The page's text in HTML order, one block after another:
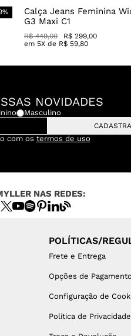
%
Calça Jeans Feminina
G3 Maxi C1
R$ 449,00 R$ 299,00
em 5X de R$ 59,80
NOVIDADES
Masculino
com os termos de uso
NAS REDES:
POLÍTICAS/
Frete e Entrega
Opções de Pagamento
Configuração de
Política de Privacidade